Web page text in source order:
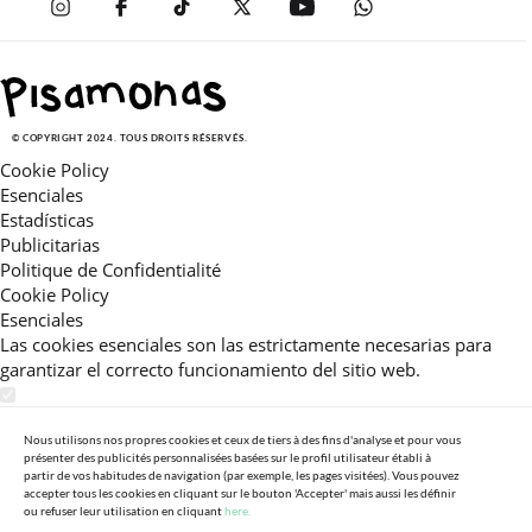
© COPYRIGHT 2024. TOUS DROITS RÉSERVÉS.
Cookie Policy
Esenciales
Estadísticas
Publicitarias
Politique de Confidentialité
Cookie Policy
Esenciales
Las cookies esenciales son las estrictamente necesarias para
garantizar el correcto funcionamiento del sitio web.
Estas cookies nos permiten ofrecerle una experiencia en el sitio
adaptada a su navegación (recomendaciones de producto
personalizadas, énfasis en categorías frecuentemente
consultadas, etc).Al activar esta cookie, nos ayuda a mejorar aún
Nous utilisons nos propres cookies et ceux de tiers à des fins d'analyse et pour vous
présenter des publicités personnalisées basées sur le profil utilisateur établi à
partir de vos habitudes de navigation (par exemple, les pages visitées). Vous pouvez
accepter tous les cookies en cliquant sur le bouton 'Accepter' mais aussi les définir
ou refuser leur utilisation en cliquanthere.